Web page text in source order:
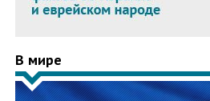
В мире